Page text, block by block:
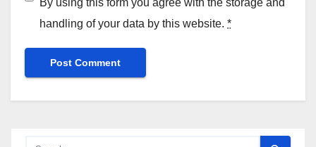
handling of your data by this website. *